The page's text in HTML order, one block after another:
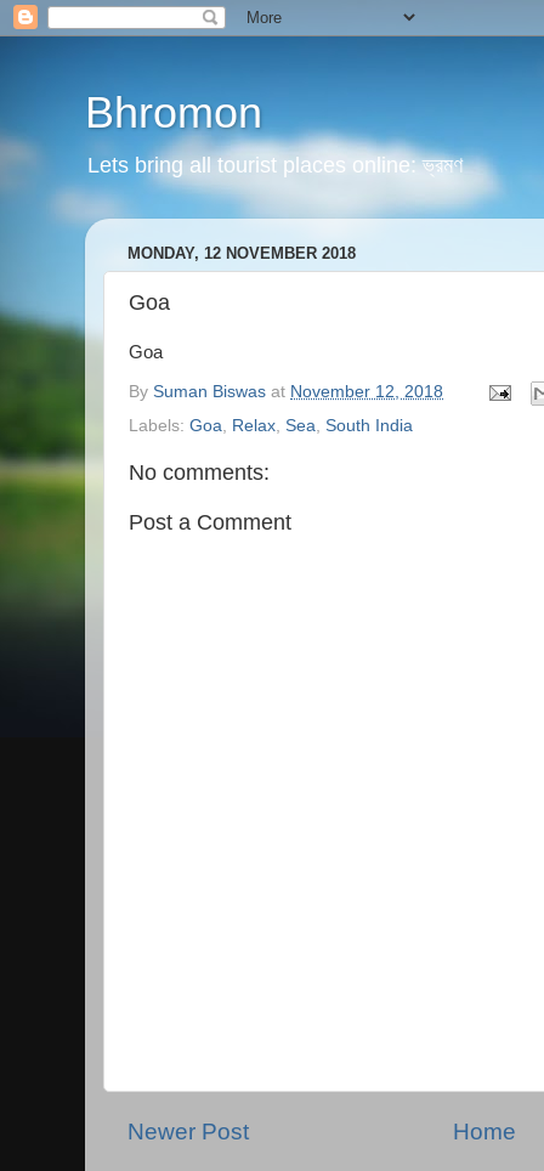
Bhromon
Lets bring all tourist places online: ভ্রমণ
MONDAY, 12 NOVEMBER 2018
Goa
Goa
By Suman Biswas at November 12, 2018
Labels: Goa Relax Sea South India
No comments:
Post a Comment
Newer Post Home